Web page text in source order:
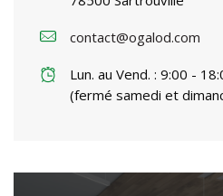
contact@ogalod.com
Lun. au Vend. : 9:00 -
(fermé samedi et